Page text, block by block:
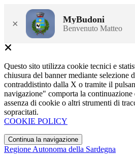
× MyBudoni
Benvenuto Matteo
Questo sito utilizza cookie tecnici e
chiusura del banner mediante selezione
contraddistinto dalla X o tramite il
navigazione" comporta la
assenza di cookie o altri strumenti di
sopracitati.
COOKIE POLICY
Continua la navigazione
Regione Autonoma della Sardegna